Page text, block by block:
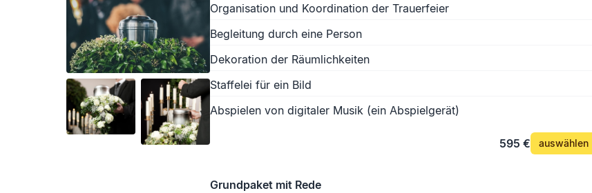
Organisation und Koordination der Trauerfeier
Begleitung durch eine Person
Dekoration der Räumlichkeiten
Staffelei für ein Bild
Abspielen von digitaler Musik (ein Abspielgerät)
595 € auswählen
Grundpaket mit Rede